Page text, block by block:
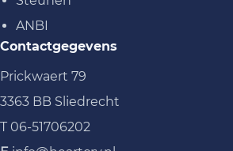
ANBI
Contactgegevens
Prickwaert 79
3363 BB Sliedrecht
T 06-51706202